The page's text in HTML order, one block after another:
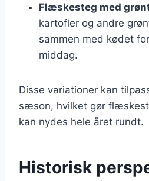
Flæskesteg med
kartofler og andre
sammen med kødet
middag.
Disse variationer kan
sæson, hvilket gør
kan nydes hele året rundt.
Historisk